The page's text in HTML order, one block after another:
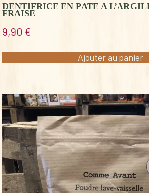
DENTIFRICE EN PATE A
FRAISE
9,90 €
Ajouter au panier